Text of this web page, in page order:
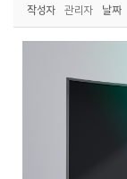
작성자 관리자 날짜